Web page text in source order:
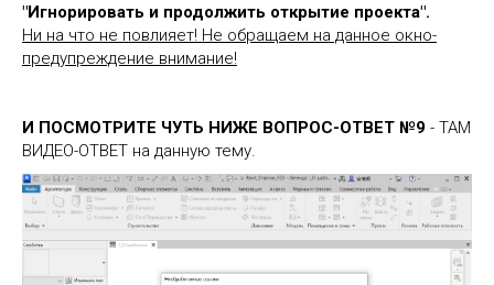
"Игнорировать и продолжить открытие проекта".
Ни на что не повлияет! Не обращаем на данное окно-
предупреждение внимание!
И ПОСМОТРИТЕ ЧУТЬ НИЖЕ ВОПРОС-ОТВЕТ №9 - ТАМ
ВИДЕО-ОТВЕТ на данную тему.